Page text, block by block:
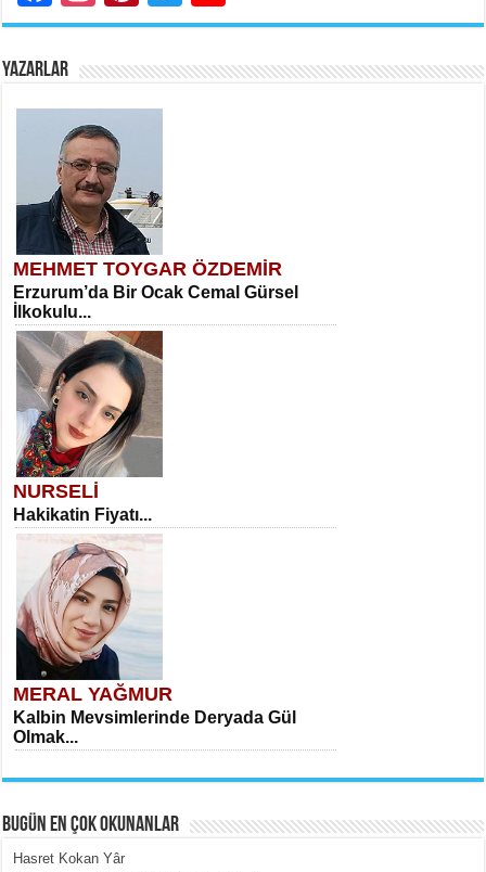
YAZARLAR
MEHMET TOYGAR ÖZDEMİR
Erzurum’da Bir Ocak Cemal Gürsel
İlkokulu...
NURSELİ
Hakikatin Fiyatı...
MERAL YAĞMUR
Kalbin Mevsimlerinde Deryada Gül
Olmak...
BUGÜN EN ÇOK OKUNANLAR
Hasret Kokan Yâr